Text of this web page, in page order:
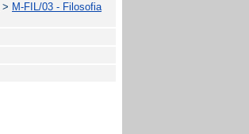
> M-FIL/03 - Filosofia